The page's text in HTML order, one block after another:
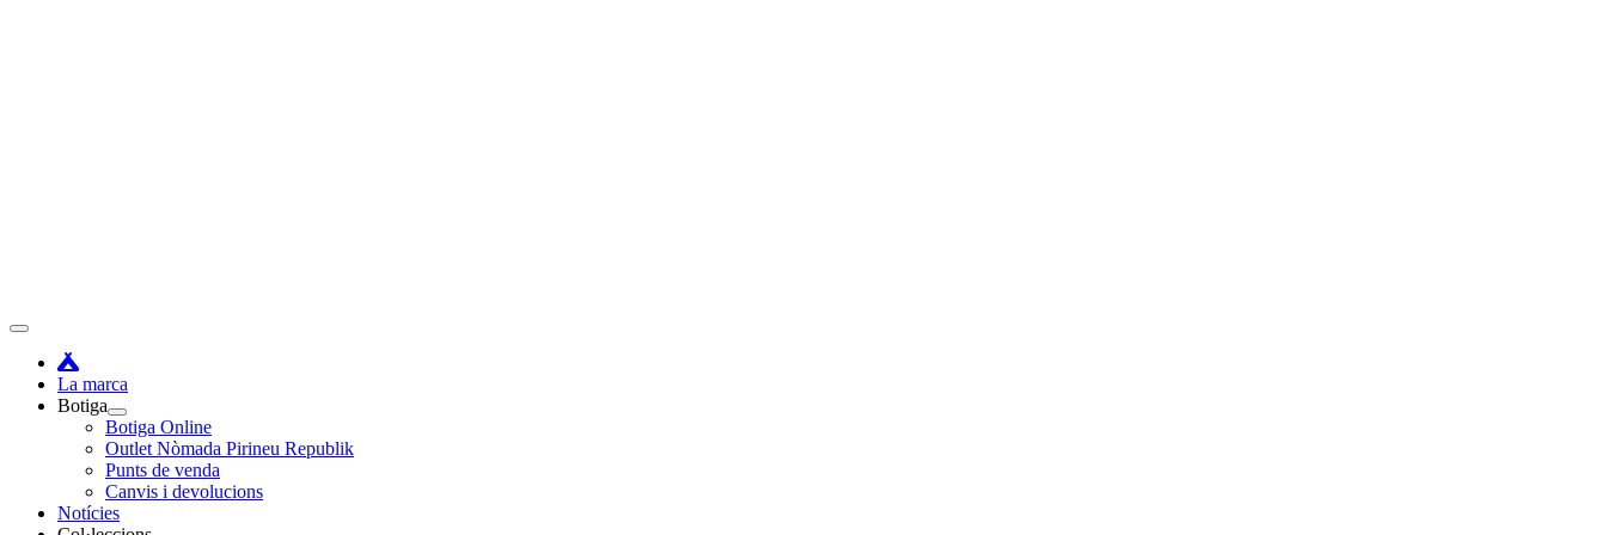
Menú
principal
La marca
Botiga
Botiga Online
Outlet Nòmada Pirineu Republik
Punts de venda
Canvis i devolucions
Notícies